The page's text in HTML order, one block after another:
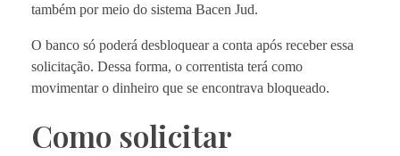
também por meio do sistema Bacen Jud.
O banco só poderá desbloquear a conta após receber essa
solicitação. Dessa forma, o correntista terá como
movimentar o dinheiro que se encontrava bloqueado.
Como solicitar